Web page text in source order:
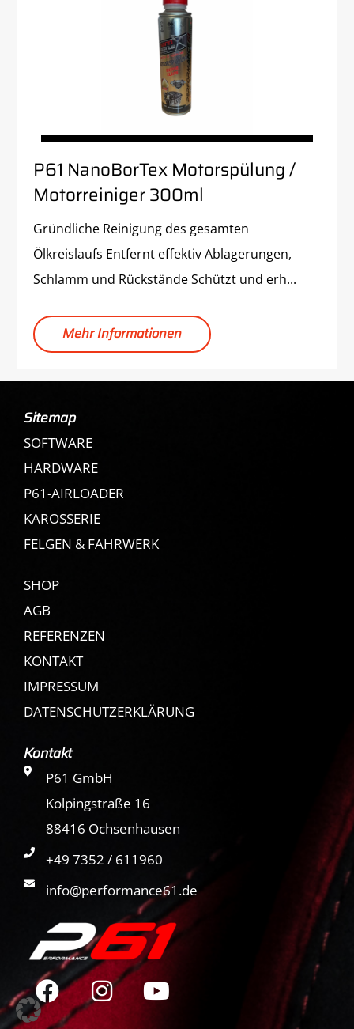
P61 NanoBorTex Motorspülung /
Motorreiniger 300ml
Gründliche Reinigung des gesamten
Ölkreislaufs Entfernt effektiv Ablagerungen,
Schlamm und Rückstände Schützt und erh...
Mehr Informationen
Kontakt
P61 GmbH
Kolpingstraße 16
88416 Ochsenhausen
+49 7352 / 611960
info@performance61.de
Sitemap
SOFTWARE
HARDWARE
P61-AIRLOADER
KAROSSERIE
FELGEN & FAHRWERK
SHOP
AGB
REFERENZEN
KONTAKT
IMPRESSUM
DATENSCHUTZERKLÄRUNG